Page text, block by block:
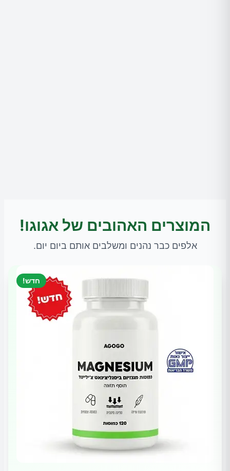
המוצרים האהובים של אגוגו!
אלפים כבר נהנים ומשלבים אותם ביום יום.
חדש!